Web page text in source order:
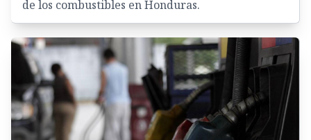
de los combustibles en Honduras.